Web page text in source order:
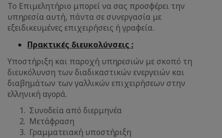
Το Επιμελητήριο μπορεί να σας προσφέρει την
υπηρεσία αυτή, πάντα σε συνεργασία με
εξειδικευμένες επιχειρήσεις ή γραφεία.
Πρακτικές διευκολύνσεις :
Υποστήριξη και παροχή υπηρεσιών με σκοπό τη
διευκόλυνση των διαδικαστικών ενεργειών και
διαβημάτων των γαλλικών επιχειρήσεων στην
ελληνική αγορά.
Συνοδεία από διερμηνέα
Μετάφραση
Γραμματειακή υποστήριξη